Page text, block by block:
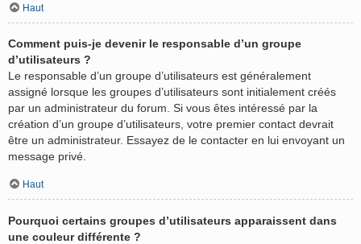
Haut
Comment puis-je devenir le responsable d’un groupe
d’utilisateurs ?
Le responsable d’un groupe d’utilisateurs est généralement
assigné lorsque les groupes d’utilisateurs sont initialement créés
par un administrateur du forum. Si vous êtes intéressé par la
création d’un groupe d’utilisateurs, votre premier contact devrait
être un administrateur. Essayez de le contacter en lui envoyant un
message privé.
Haut
Pourquoi certains groupes d’utilisateurs apparaissent dans
une couleur différente ?